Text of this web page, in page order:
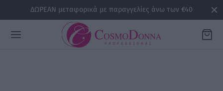
ΔΩΡΕΑΝ μεταφορικά με παραγγελίες άνω των €40